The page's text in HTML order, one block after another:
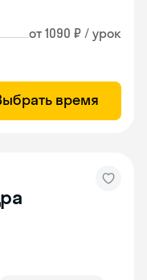
от 1090 ₽ / урок
время